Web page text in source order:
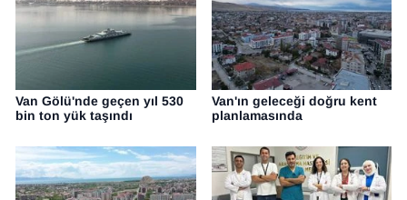
Van Gölü'nde geçen yıl 530
bin ton yük taşındı
Van'ın geleceği doğru kent
planlamasında